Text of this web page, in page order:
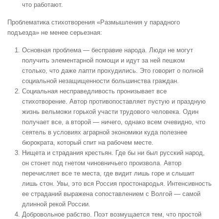
что работают.
Проблематика стихотворения «Размышления у парадного
подъезда» не менее серьезная:
Основная проблема — бесправие народа. Люди не могут
получить элементарной помощи и идут за ней пешком
столько, что даже лапти прохудились. Это говорит о полной
социальной незащищенности большинства граждан.
Социальная несправедливость пронизывает все
стихотворение. Автор противопоставляет пустую и праздную
жизнь вельможи горькой участи трудового человека. Один
получает все, а второй — ничего, однако всем очевидно, что
сеятель в условиях аграрной экономики куда полезнее
бюрократа, который спит на рабочем месте.
Нищета и страдания крестьян. Где бы ни был русский народ,
он стонет под гнетом чиновничьего произвола. Автор
перечисляет все те места, где видит лишь горе и слышит
лишь стон. Увы, это вся Россия простонародья. Интенсивность
ее страданий выражена сопоставлением с Волгой — самой
длинной рекой России.
Добровольное рабство. Поэт возмущается тем, что простой